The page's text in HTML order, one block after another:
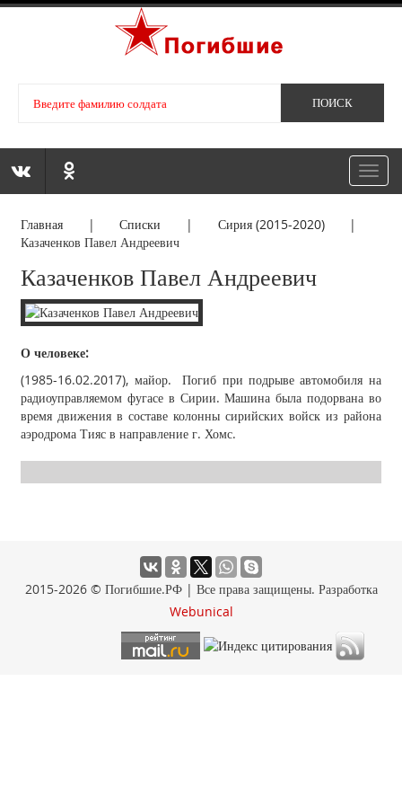
Главная |Списки | Сирия (2015-2020)|
Казаченков Павел Андреевич
Казаченков Павел Андреевич
О человеке:
(1985-16.02.2017), майор. Погиб при подрыве автомобиля на
радиоуправляемом фугасе в Сирии. Машина была подорвана во
время движения в составе колонны сирийских войск из района
аэродрома Тияс в направление г. Хомс.
2015-2026 © Погибшие.РФ | Все права защищены. Разработка
Webunical